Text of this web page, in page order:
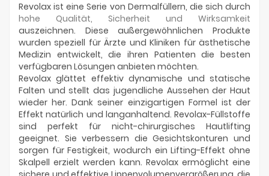
Zubehör
Hersteller
Revolax ist eine Serie von Dermalfüllern, die sich durch
hohe Qualität, Sicherheit und Wirksamkeit
auszeichnen. Diese außergewöhnlichen Produkte
wurden speziell für Ärzte und Kliniken für ästhetische
Medizin entwickelt, die ihren Patienten die besten
verfügbaren Lösungen anbieten möchten.
Revolax glättet effektiv dynamische und statische
Falten und stellt das jugendliche Aussehen der Haut
wieder her. Dank seiner einzigartigen Formel ist der
Effekt natürlich und langanhaltend. Revolax-Füllstoffe
sind perfekt für nicht-chirurgisches Hautlifting
geeignet. Sie verbessern die Gesichtskonturen und
sorgen für Festigkeit, wodurch ein Lifting-Effekt ohne
Skalpell erzielt werden kann. Revolax ermöglicht eine